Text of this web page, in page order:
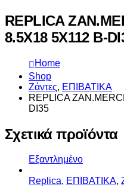
REPLICA
8.5X18 5X112 B-
Home
Shop
Ζάντες, ΕΠΙΒΑΤΙΚΑ
REPLICA
DI35
Σχετικά προϊόντα
Εξαντλημένο
Replica, ΕΠΙΒΑΤΙΚΑ,